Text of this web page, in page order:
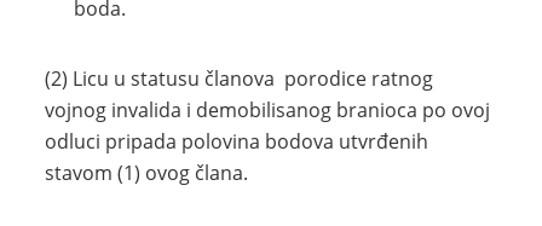
boda.
(2) Licu u statusu članova porodice ratnog
vojnog invalida i demobilisanog branioca po ovoj
odluci pripada polovina bodova utvrđenih
stavom (1) ovog člana.